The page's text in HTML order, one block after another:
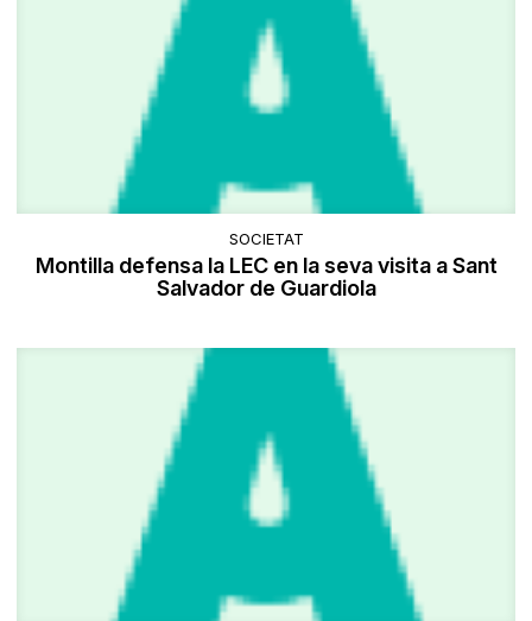
SOCIETAT
Montilla defensa la LEC en la seva visita a Sant
Salvador de Guardiola